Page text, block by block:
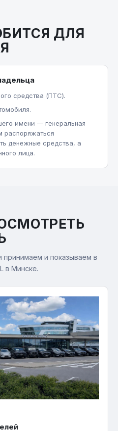
ДЛЯ
средства (ПТС).
имени — генеральная
распоряжаться
денежные средства, а
лица.
и показываем в
в Минске.